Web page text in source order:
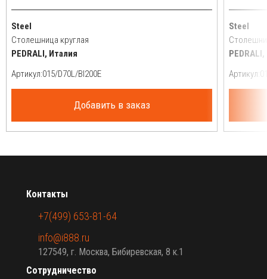
Steel
Столешница круглая
PEDRALI, Италия
Артикул:
Добавить в заказ
Steel
Артикул:
Сотрудничество
Контакты
+7(499) 653-81-64
info@i888.ru
127549, г. Москва, Бибиревская, 8 к.1